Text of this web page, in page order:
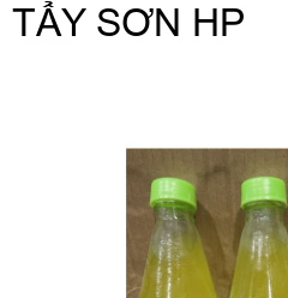
TẨY SƠN HP